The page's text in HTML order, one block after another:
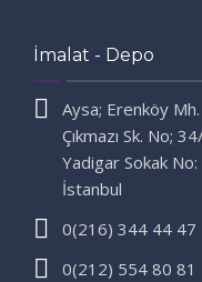
İmalat - Depo
Aysa; Erenköy
Çıkmazı Sk. No;
Yadigar Sokak
İstanbul
0(216) 344 44 47
0(212) 554 80 81